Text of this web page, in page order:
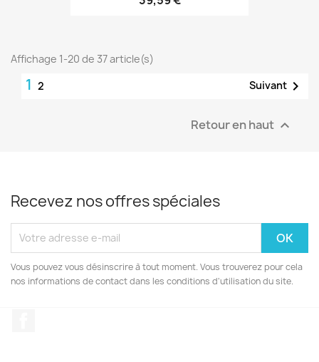
Affichage 1-20 de 37 article(s)
1 2 Suivant 
Retour en haut 
Recevez nos offres spéciales
Vous pouvez vous désinscrire à tout moment. Vous trouverez pour cela
nos informations de contact dans les conditions d'utilisation du site.